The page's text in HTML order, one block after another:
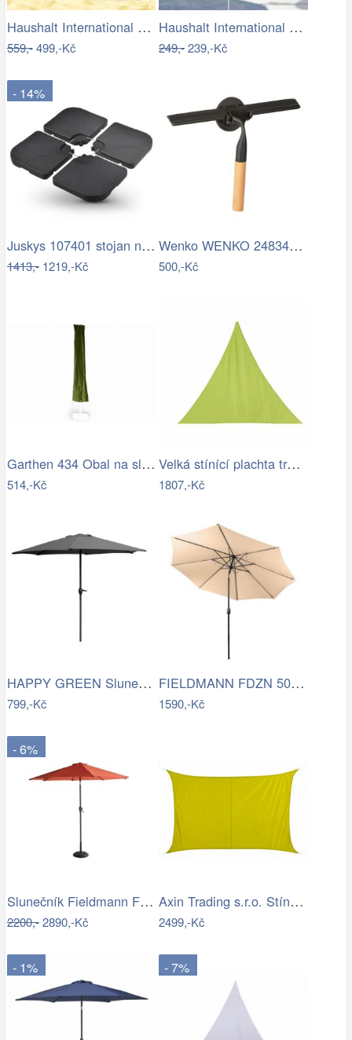
Haushalt International Plážový…
559,-499,-Kč
Haushalt International Slunečník duhový…
249,-239,-Kč
- 14%
Juskys 107401 stojan na slunčeník černý…
1413,-1219,-Kč
Wenko WENKO 24834100 - Stěrka BAMBUSa…
500,-Kč
Garthen 434 Obal na slunečník s…
514,-Kč
Velká stínící plachta trojcípá 4m
1807,-Kč
HAPPY GREEN Slunečník s kličkou 230 cm,…
799,-Kč
FIELDMANN FDZN 5006 Slunečník krémový 3…
1590,-Kč
- 6%
Slunečník Fieldmann FDZN 4014
2200,-2890,-Kč
Axin Trading s.r.o. Stínící plachta…
2499,-Kč
- 1% - 7%